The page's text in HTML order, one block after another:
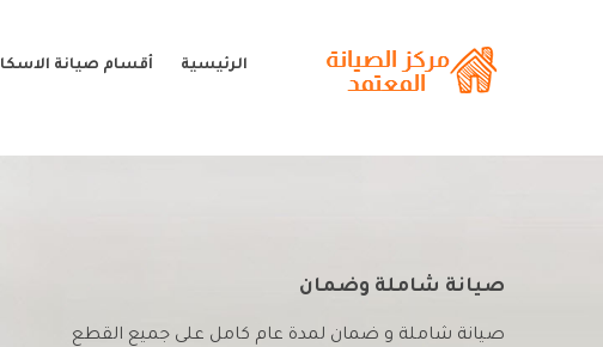
الرئيسية أقسام صيانة الاسكا
صيانة شاملة وضمان
صيانة شاملة و ضمان لمدة عام كامل على جميع القطع